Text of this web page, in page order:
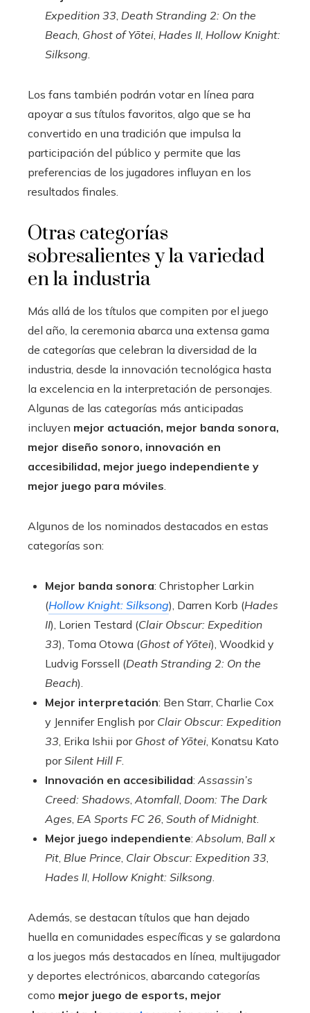
Expedition 33 Death Stranding 2: On the
Beach Ghost of Yōtei Hades II Hollow Knight:
Silksong
Los fans también podrán votar en línea para
apoyar a sus títulos favoritos, algo que se ha
convertido en una tradición que impulsa la
participación del público y permite que las
preferencias de los jugadores influyan en los
resultados finales.
Otras categorías
sobresalientes y la variedad
en la industria
Más allá de los títulos que compiten por el juego
del año, la ceremonia abarca una extensa gama
de categorías que celebran la diversidad de la
industria, desde la innovación tecnológica hasta
la excelencia en la interpretación de personajes.
Algunas de las categorías más anticipadas
incluyen mejor actuación, mejor banda sonora,
mejor diseño sonoro, innovación en
accesibilidad, mejor juego independiente y
mejor juego para móviles
Algunos de los nominados destacados en estas
categorías son:
Mejor banda sonora: Christopher Larkin
(Hollow Knight: Silksong), Darren Korb (Hades
II), Lorien Testard (Clair Obscur: Expedition
33), Toma Otowa (Ghost of Yōtei), Woodkid y
Ludvig Forssell (Death Stranding 2: On the
Beach).
Mejor interpretación: Ben Starr, Charlie Cox
y Jennifer English por Clair Obscur: Expedition
33 , Erika Ishii por Ghost of Yōtei , Konatsu Kato
porSilent Hill F.
Innovación en accesibilidad: Assassin’s
Creed: Shadows Atomfall Doom: The Dark
Ages EA Sports FC 26 South of Midnight
Mejor juego independiente: Absolum Ball x
Pit Blue Prince Clair Obscur: Expedition 33
Hades II Hollow Knight: Silksong
Además, se destacan títulos que han dejado
huella en comunidades específicas y se galardona
a los juegos más destacados en línea, multijugador
y deportes electrónicos, abarcando categorías
como mejor juego de esports, mejor